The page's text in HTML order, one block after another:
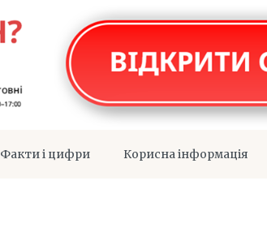
Факти і цифри Корисна інформація